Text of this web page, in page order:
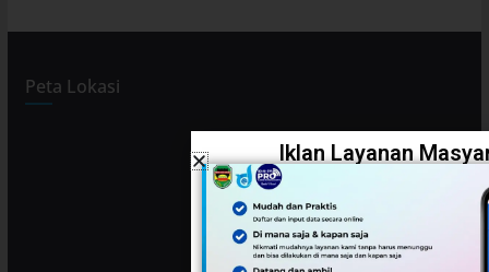
Peta Lokasi
Iklan Layanan